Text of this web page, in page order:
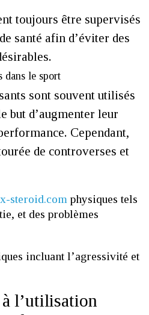
toujours être supervisés
santé afin d’éviter des
dans le sport
sont souvent utilisés
but d’augmenter leur
Cependant,
de controverses et
x-steroid.com physiques tels
et des problèmes
incluant l’agressivité et
l’utilisation